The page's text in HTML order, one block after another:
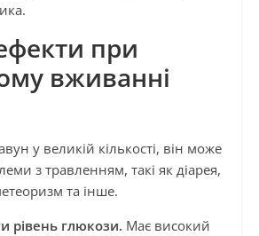
при
вживанні
у великій кількості, він може
з травленням, такі як діарея,
та інше.
рівень глюкози. Має високий